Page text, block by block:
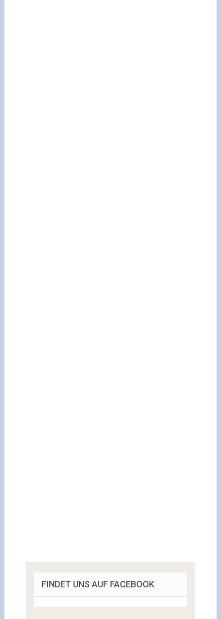
FINDET UNS AUF FACEBOOK